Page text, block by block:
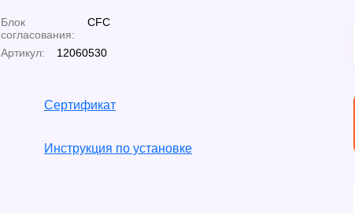
Блок
согласования:
CFC
Артикул: 12060530
Сертификат
Инструкция по установке